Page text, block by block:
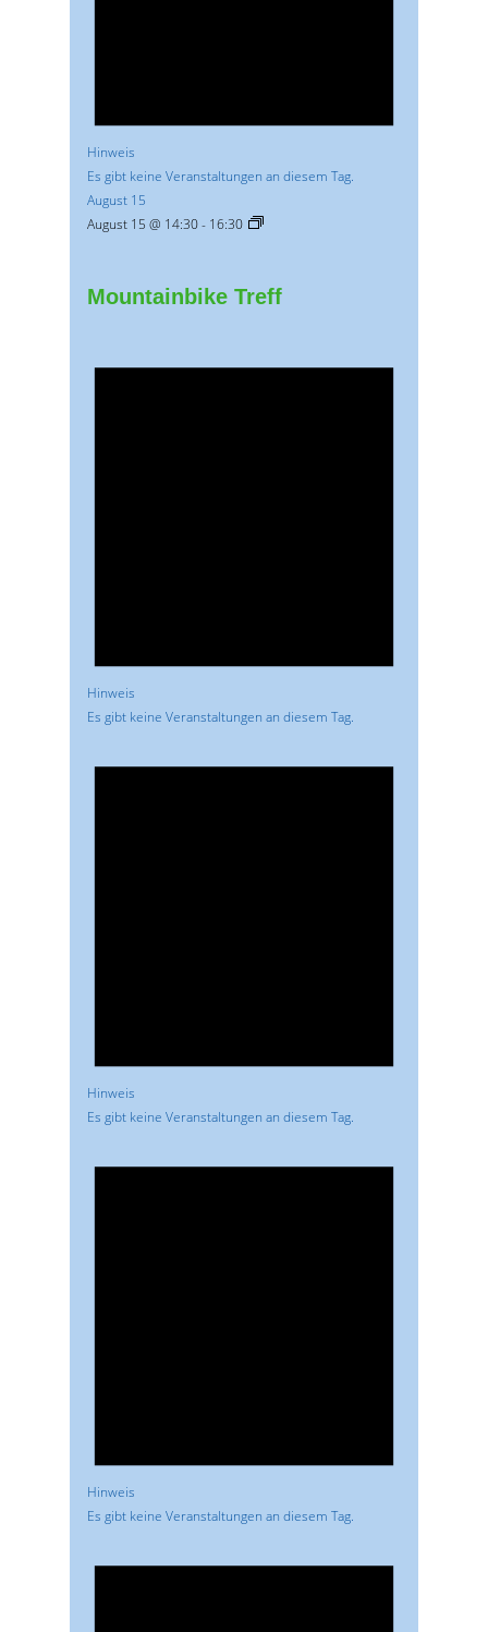
Hinweis
Es gibt keine Veranstaltungen an diesem Tag.
August 15
August 15 @ 14:30- 16:30
Mountainbike Treff
Hinweis
Es gibt keine Veranstaltungen an diesem Tag.
Hinweis
Es gibt keine Veranstaltungen an diesem Tag.
Hinweis
Es gibt keine Veranstaltungen an diesem Tag.